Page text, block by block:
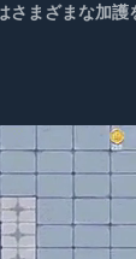
まざまな加